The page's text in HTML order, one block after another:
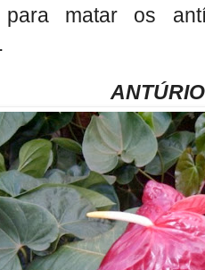
para matar os
ANTÚRIO